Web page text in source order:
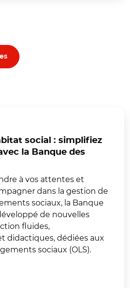
social : simplifiez
la Banque des
à vos attentes et
dans la gestion de
sociaux, la Banque
de nouvelles
fluides,
didactiques, dédiées aux
sociaux (OLS).